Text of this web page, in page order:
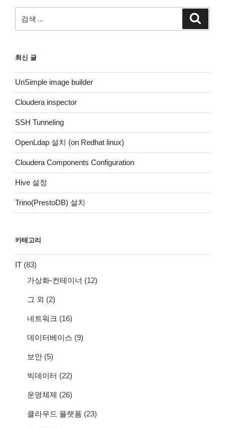
색:
최신 글
UnSimple image builder
Cloudera inspector
SSH Tunneling
OpenLdap 설치 (on Redhat linux)
Cloudera Components Configuration
Hive 설정
Trino(PrestoDB) 설치
카테고리
IT (83)
가상화-컨테이너 (12)
그 외 (2)
네트워크 (16)
데이터베이스 (9)
보안 (5)
빅데이터 (22)
운영체제 (26)
클라우드 플랫폼 (23)